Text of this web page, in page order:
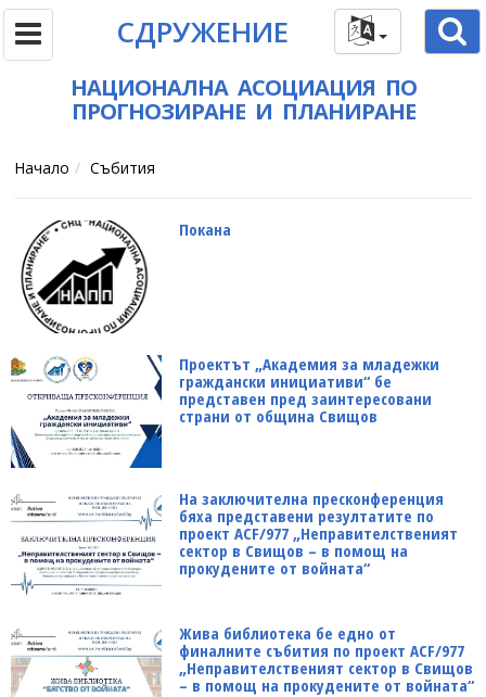
СДРУЖЕНИЕ
НАЦИОНАЛНА АСОЦИАЦИЯ ПО
ПРОГНОЗИРАНЕ И ПЛАНИРАНЕ
Начало Събития
Покана
Проектът „Академия за младежки
граждански инициативи“ бе
представен пред заинтересовани
страни от община Свищов
На заключителна пресконференция
бяха представени резултатите по
проект ACF/977 „Неправителственият
сектор в Свищов – в помощ на
прокудените от войната“
Жива библиотека бе едно от
финалните събития по проект ACF/977
„Неправителственият сектор в Свищов
– в помощ на прокудените от войната“